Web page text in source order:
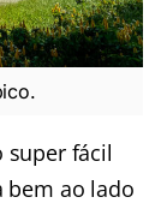
super fácil
bem ao lado